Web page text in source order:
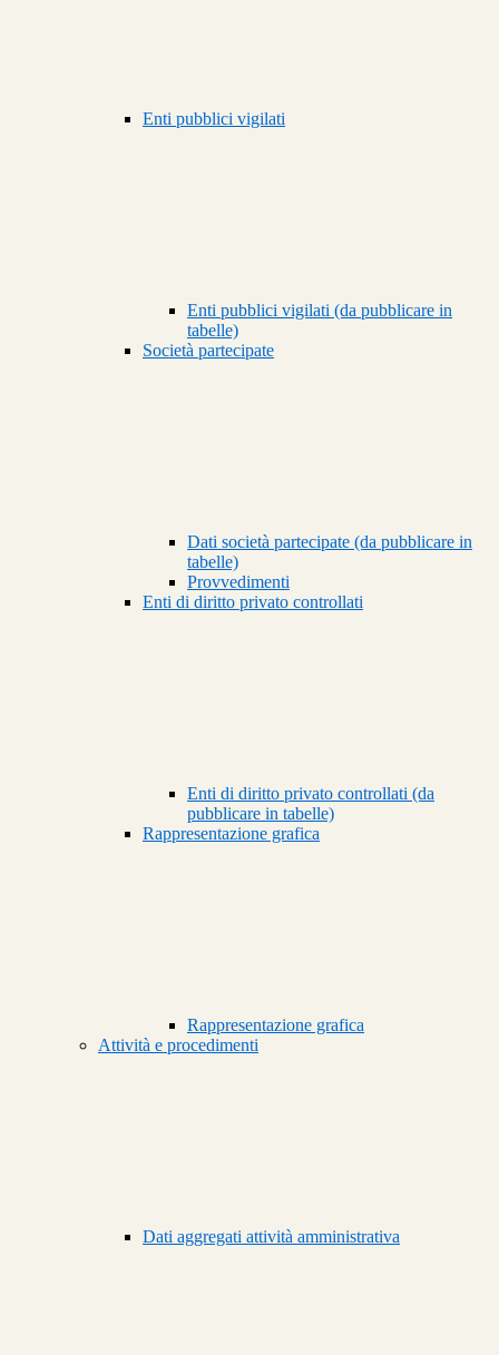
Enti pubblici vigilati
Enti pubblici vigilati (da pubblicare in
tabelle)
Società partecipate
Dati società partecipate (da pubblicare in
tabelle)
Provvedimenti
Enti di diritto privato controllati
Enti di diritto privato controllati (da
pubblicare in tabelle)
Rappresentazione grafica
Rappresentazione grafica
Attività e procedimenti
Dati aggregati attività amministrativa